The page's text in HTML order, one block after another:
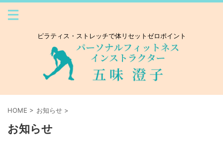
ピラティス・ストレッチで体リセットゼロポイント
HOME > お知らせ >
お知らせ